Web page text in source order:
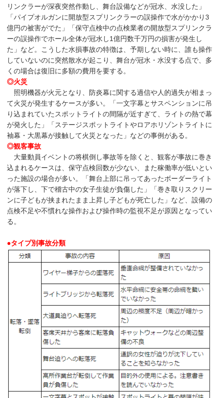
リンクラーが深夜突然作動し、舞台設備などが冠水、水没した」
「パイプオルガンに開放型スプリンクラーの誤操作で水がかかり3
億円の被害がでた」「保守点検中の点検業者の開放型スプリンクラ
ーの誤操作でホール全体が冠水し1億円数千万円の損害が発生し
た」など。こうした水損事故の特徴は、予期しない時に、誰も操作
していないのに突然散水が起こり、舞台が冠水・水没する点で、多
くの場合は復旧に多額の費用を要する。
◎火災
照明機器が火元となり、防炎幕に関する過信や人的過失が相まっ
て火災が発生するケースが多い。「一文字幕とサスペンションに吊
り込まれていたスポットライトの間隔が近すぎて、ライトの熱で幕
が発火した」「ステージスポットライトやロアホリゾントライトに
袖幕・大黒幕が接触して火災となった」などの事例がある。
◎観客事故
大量動員イベントの将棋倒し事故等を除くと、観客が事故に巻き
込まれるケースは、保守点検回数が少ない、また稼働率が低いとい
った施設の場合が多い。「舞台上部に吊ってあったボーダーライト
が落下し、下で稽古中の女子生徒が負傷した」「巻き取りスクリー
ンに子どもが挟まれたまま上昇し子どもが死亡した」など、設備の
点検不足や不慣れな操作および操作時の監視不足が原因となってい
る。
●タイプ別事故分類